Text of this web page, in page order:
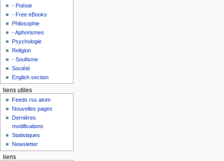
- Poésie
- Free eBooks
Philosophie
- Aphorismes
Psychologie
Religion
- Soufisme
Société
English section
liens utiles
Feeds rss atom
Nouvelles pages
Dernières
modifications
Statistiques
Newsletter
liens